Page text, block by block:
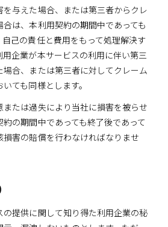
与えた場合、または第三者からクレ
は、本利用契約の期間中であっても
己の責任と費用をもって処理解決す
用企業が本サービスの利用に伴い第三
場合、または第三者に対してクレーム
ても同様とします。
たは過失により当社に損害を被らせ
の期間中であっても終了後であって
損害の賠償を行わなければなりませ
の提供に関して知り得た利用企業の秘